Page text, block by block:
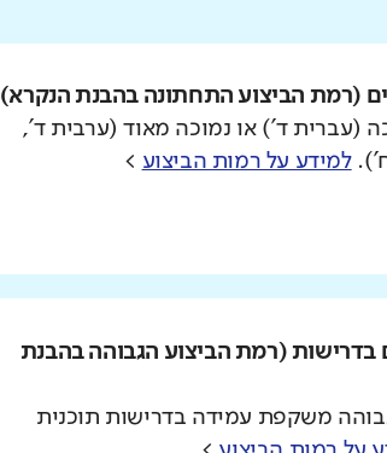
(רמת הביצוע התחתונה בהבנת הנקרא)
(עברית ד') או נמוכה מאוד (ערבית ד',
ח').למידע על רמות הביצוע >
בדרישות (רמת הביצוע הגבוהה בהבנת
משקפת עמידה בדרישות תוכנית